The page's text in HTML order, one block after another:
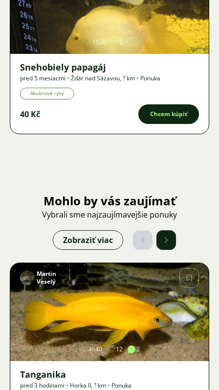
Obrázok
1530 2
Snehobiely papagáj
pred 5 mesiacmi • Žďár nad Sázavou,? km • Ponuka
Akváriové ryby
40 Kč Chcem kúpiť
Mohlo by vás zaujímať
Vybrali sme najzaujímavejšie ponuky
Zobraziť viac
Obrázok
Martin
Veselý
4640 12 2
Tanganika
pred 3 hodinami • Horka II,? km • Ponuka